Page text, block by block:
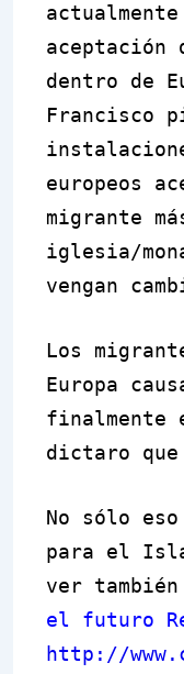
aceptación
dentro de
Francisco
europeos
migrante
iglesia/
vengan
Los
Europa
finalmente
dictaro que
No sólo
para el
ver también
el futuro
http://